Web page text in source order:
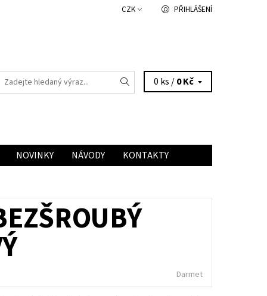
CZK PŘIHLÁŠENÍ
0 ks /0 Kč
NOVINKY NÁVODY
KONTAKTY
Darmet